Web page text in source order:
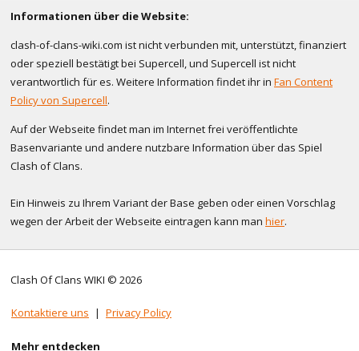
Informationen über die Website:
clash-of-clans-wiki.com ist nicht verbunden mit, unterstützt, finanziert
oder speziell bestätigt bei Supercell, und Supercell ist nicht
verantwortlich für es. Weitere Information findet ihr in Fan Content
Policy von Supercell.
Auf der Webseite findet man im Internet frei veröffentlichte
Basenvariante und andere nutzbare Information über das Spiel
Clash of Clans.
Ein Hinweis zu Ihrem Variant der Base geben oder einen Vorschlag
wegen der Arbeit der Webseite eintragen kann man hier.
Clash Of Clans WIKI © 2026
Kontaktiere uns | Privacy Policy
Mehr entdecken